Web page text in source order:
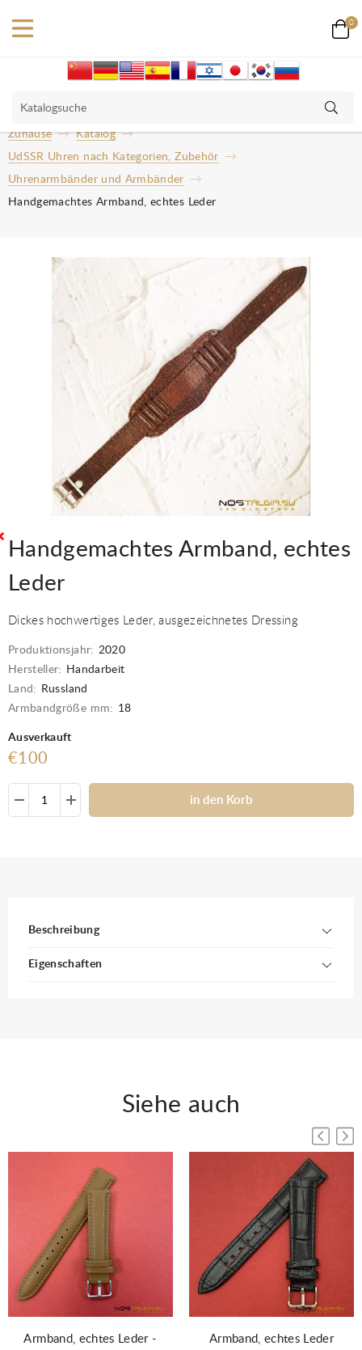
0
Zuhause
Katalog
UdSSR Uhren nach Kategorien, Zubehör
Uhrenarmbänder und Armbänder
Handgemachtes Armband, echtes Leder
Handgemachtes Armband, echtes
Leder
Dickes hochwertiges Leder, ausgezeichnetes Dressing
Produktionsjahr: 2020
Hersteller:
Handarbeit
Land:
Russland
Armbandgröße mm: 18
Ausverkauft
€100
in den Korb
Beschreibung
Eigenschaften
Siehe auch
Armband, echtes Leder -
Armband, echtes Leder